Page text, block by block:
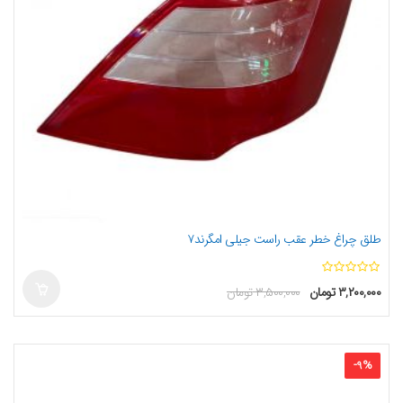
طلق چراغ خطر عقب راست جیلی امگرند۷
۳,۵۰۰,۰۰۰تومان ۳,۲۰۰,۰۰۰تومان
-9%